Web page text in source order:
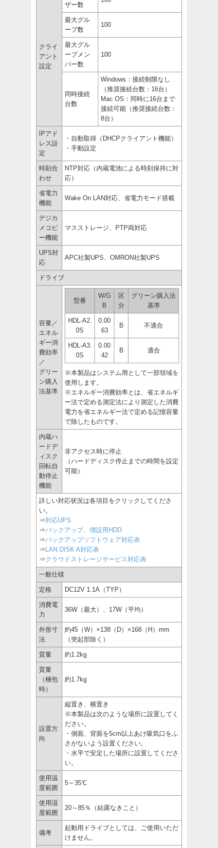
クライ
アント
設定
ザー数
最大グル
ープ数
100
最大グル
ープメン
バー数
100
同時接続
台数
Windows：接続制限なし
（推奨接続台数：16台）
Mac OS：同時に16台まで
接続可能（推奨接続台数：
8台）
IPアド
レス設
定
・自動取得（DHCPクライアント機能）
・手動設定
時刻合
わせ
NTP対応（内蔵電池による時刻保持に対
応）
省電力
機能
Wake On LAN対応、省電力モード搭載
デジカ
メコピ
ー機能
マスストレージ、PTP両対応
UPS対
応
APC社製UPS、OMRON社製UPS
ドライブ
容量／
エネル
ギー消
費効率
／
グリー
ン購入
法基準
型番
W/G
B
区
分
グリーン購入法
基準
HDL-A2.
0S
0.00
63
B 不適合
HDL-A3.
0S
0.00
42
B 適合
※本製品はシステム用として一部領域を
使用します。
※エネルギー消費効率とは、省エネルギ
ー法で定める測定法により測定した消費
電力を省エネルギー法で定める記憶容量
で除したものです。
内蔵ハ
ードデ
ィスク
回転自
動停止
機能
非アクセス時に停止
（ハードディスク停止までの時間を設定
可能）
詳しい対応状況は各項目をクリックしてくださ
い。
⇒対応UPS
⇒バックアップ、増設用HDD
⇒バックアップソフトウェア対応表
⇒ LAN DISK A対応表
⇒クラウドストレージサービス対応表
一般仕様
定格 DC12V 1.1A（TYP）
消費電
力
36W（最大）、17W（平均）
外形寸
法
約45（W）×138（D）×168（H）mm
（突起部除く）
質量 約1.2kg
質量
（梱包
時）
約1.7kg
設置方
向
縦置き、横置き
※本製品は次のような場所に設置してく
ださい。
・側面、背面を5cm以上あけ吸気口をふ
さがないよう設置ください。
・水平で安定した場所に設置してくださ
い。
使用温
度範囲
5～35℃
使用湿
度範囲
20～85％（結露なきこと）
備考
起動用ドライブとしては、ご使用いただ
けません。